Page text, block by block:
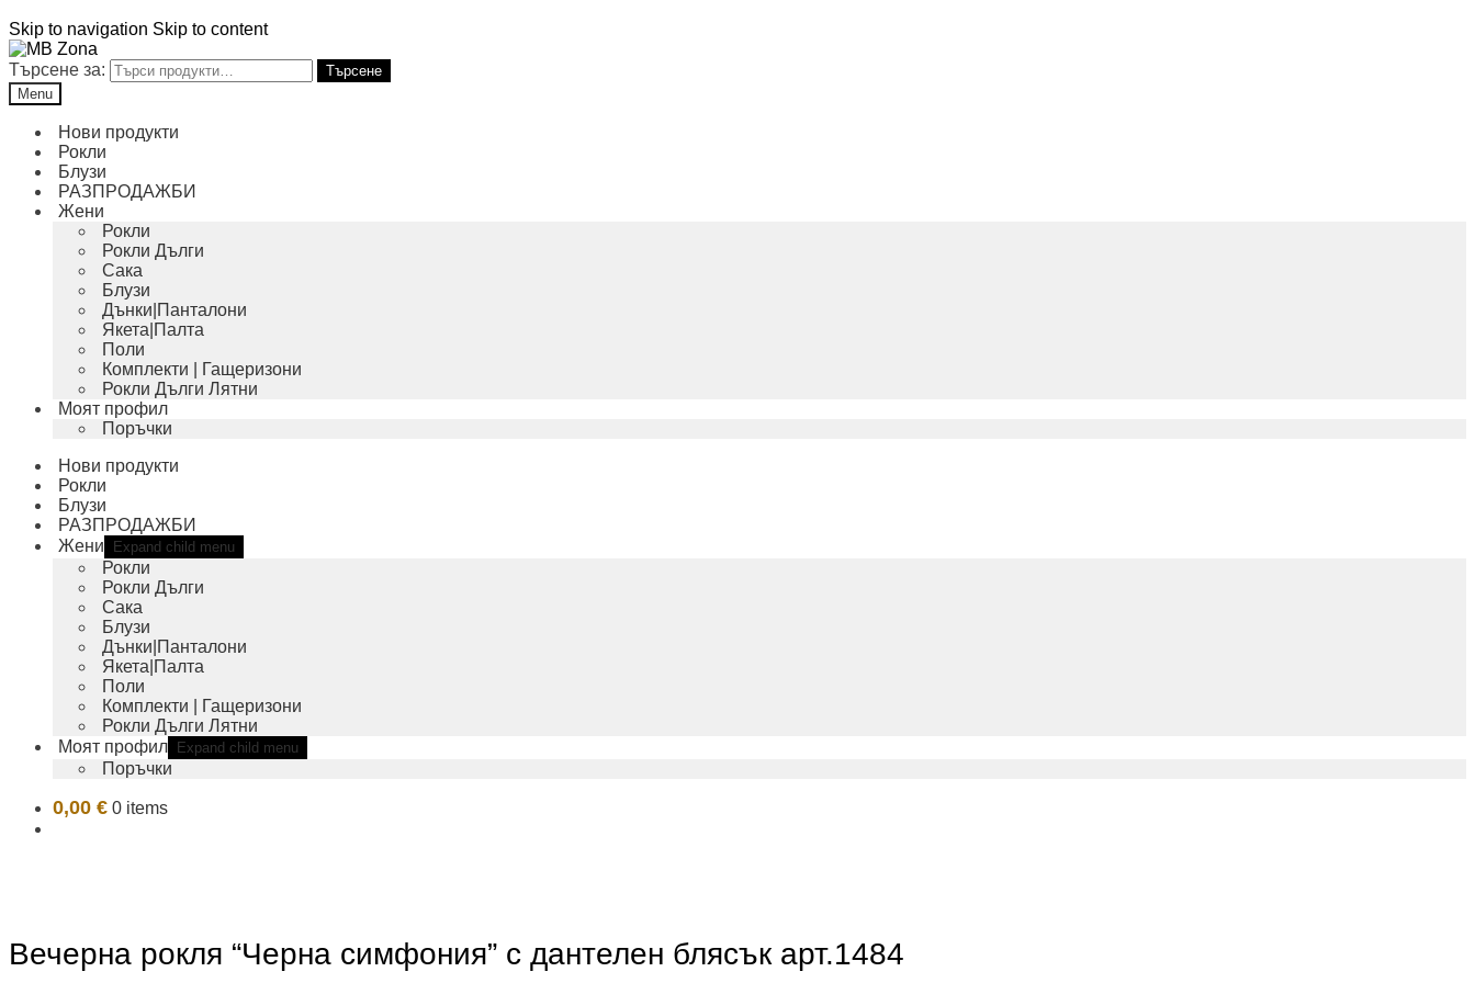
Skip to navigation Skip to content
Търсене за:
Търсене
Menu
Нови продукти
Рокли
Блузи
РАЗПРОДАЖБИ
Жени
Рокли
Рокли Дълги
Сака
Блузи
Дънки|Панталони
Якета|Палта
Поли
Комплекти | Гащеризони
Рокли Дълги Лятни
Моят профил
Поръчки
Нови продукти
Рокли
Блузи
РАЗПРОДАЖБИ
Жени
Expand child menu
Рокли
Рокли Дълги
Сака
Блузи
Дънки|Панталони
Якета|Палта
Поли
Комплекти | Гащеризони
Рокли Дълги Лятни
Моят профил
Expand child menu
Поръчки
0,00 € 0 items
Вечерна рокля “Черна симфония” с дантелен блясък арт.1484